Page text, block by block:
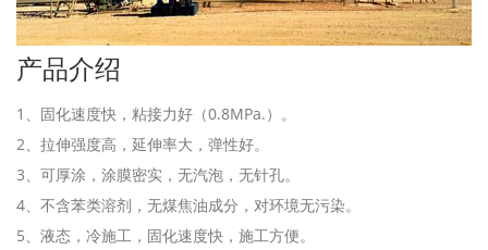
产品介绍
1、固化速度快，粘接力好（0.8MPa.）。
2、拉伸强度高，延伸率大，弹性好。
3、可厚涂，涂膜密实，无汽泡，无针孔。
4、不含苯类溶剂，无煤焦油成分，对环境无污染。
5、液态，冷施工，固化速度快，施工方便。